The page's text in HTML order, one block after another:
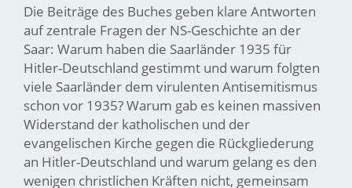
Die Beiträge des Buches geben klare Antworten
auf zentrale Fragen der NS-Geschichte an der
Saar: Warum haben die Saarländer 1935 für
Hitler-Deutschland gestimmt und warum folgten
viele Saarländer dem virulenten Antisemitismus
schon vor 1935? Warum gab es keinen massiven
Widerstand der katholischen und der
evangelischen Kirche gegen die Rückgliederung
an Hitler-Deutschland und warum gelang es den
wenigen christlichen Kräften nicht, gemeinsam